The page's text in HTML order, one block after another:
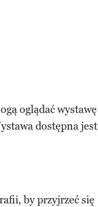
oglądać wystawę
dostępna jest
by przyjrzeć się